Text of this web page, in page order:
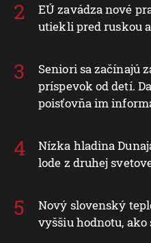
EÚ zavádza nové
utiekli pred ruskou
Seniori sa začínajú
príspevok od detí.
poisťovňa im
Nízka hladina
lode z druhej
Nový slovenský
vyššiu hodnotu, ako